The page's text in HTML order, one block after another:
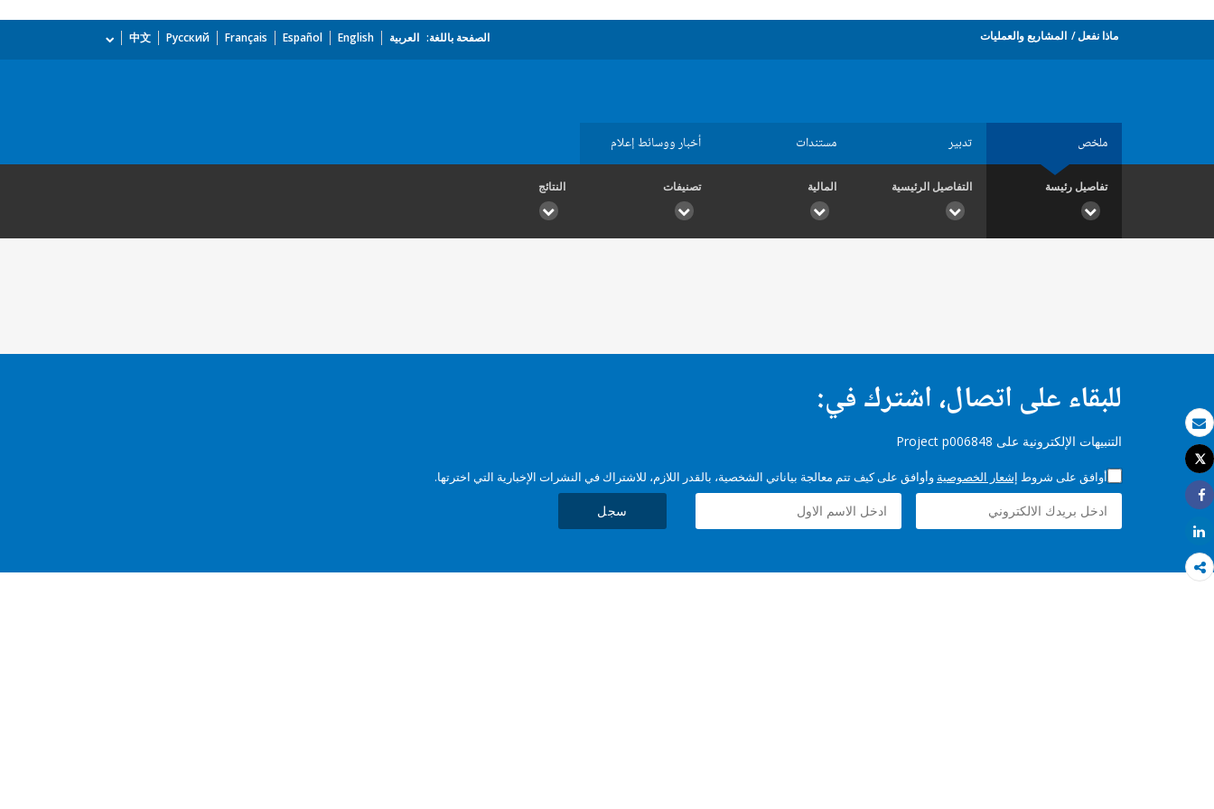
بريد الكتروني
طباعة
Tweet
Share
Share
ماذا نفعل المشاريع والعمليات الصفحة باللغة: العربية English
Español
Français
Русский
中文
ملخص تدبير مستندات أخبار ووسائط إعلام
تفاصيل رئيسة التفاصيل الرئيسية المالية تصنيفات النتائج
للبقاء على اتصال، اشترك في:
التنبيهات الإلكترونية على Project p006848
أوافق على شروط إشعار الخصوصية وأوافق على كيف تتم معالجة بياناتي الشخصية، بالقدر اللازم، للاشتراك في النشرات الإخبارية التي اخترتها.
سجل